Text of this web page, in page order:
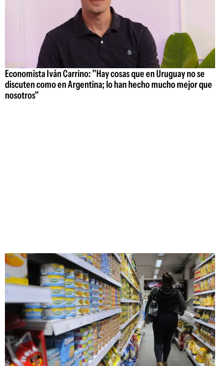
Economista Iván Carrino: "Hay cosas que en Uruguay no se
discuten como en Argentina; lo han hecho mucho mejor que
nosotros"